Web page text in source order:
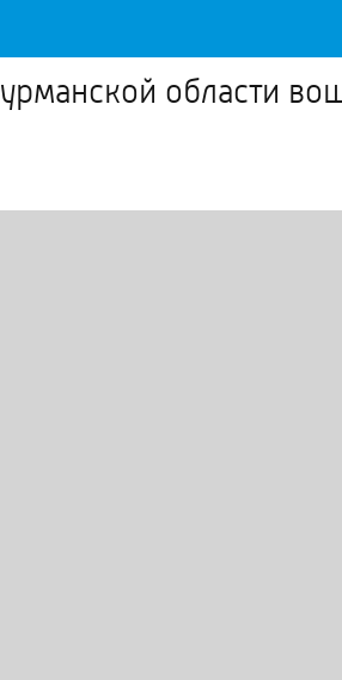
области